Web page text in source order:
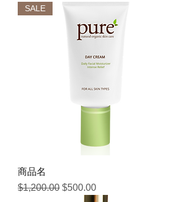
SALE
商品名
通常価格
$1,200.00 セール価格
$500.00